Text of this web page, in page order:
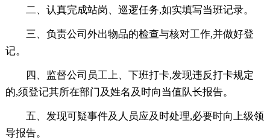
二、认真完成站岗、巡逻任务,如实填写当班记录。
三、负责公司外出物品的检查与核对工作,并做好登
记。
四、监督公司员工上、下班打卡,发现违反打卡规定
的,须登记其所在部门及姓名及时向当值队长报告。
五、发现可疑事件及人员应及时处理,必要时向上级领
导报告。